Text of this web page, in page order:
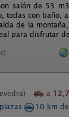
salón de 53
todas con baño,
de la
para disfrutar
a
10 km